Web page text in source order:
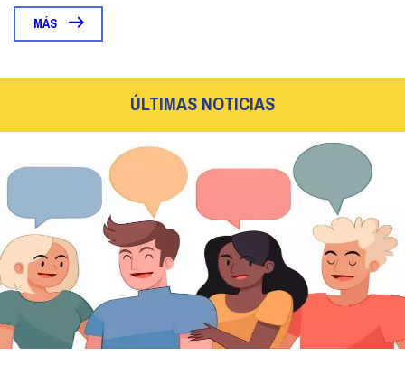
MÁS
ÚLTIMAS NOTICIAS